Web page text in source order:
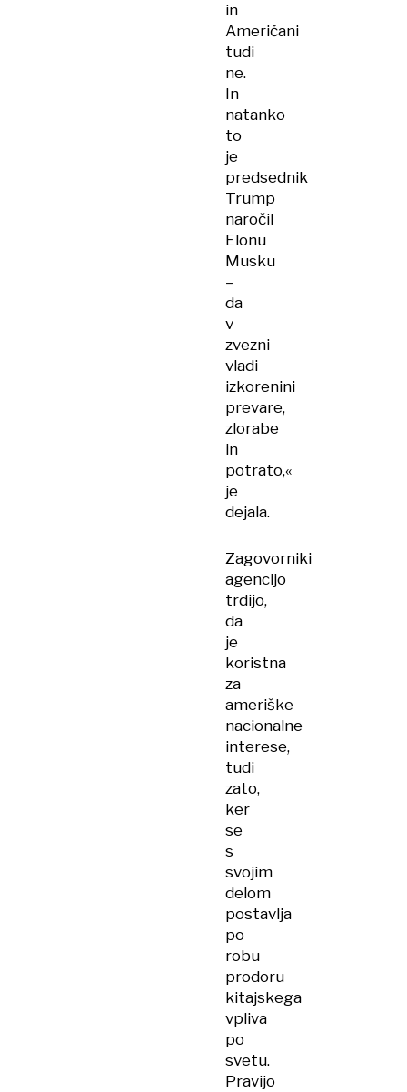
in
Američani
tudi
ne.
In
natanko
to
je
predsednik
Trump
naročil
Elonu
Musku
–
da
v
zvezni
vladi
izkorenini
prevare,
zlorabe
in
potrato,«
je
dejala.
Zagovorniki
agencijo
trdijo,
da
je
koristna
za
ameriške
nacionalne
interese,
tudi
zato,
ker
se
s
svojim
delom
postavlja
po
robu
prodoru
kitajskega
vpliva
po
svetu.
Pravijo